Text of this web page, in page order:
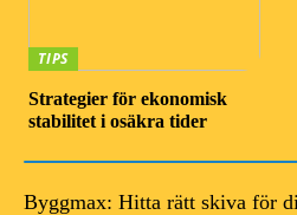
TIPS
Strategier för ekonomisk
stabilitet i osäkra tider
Byggmax: Hitta rätt skiva för